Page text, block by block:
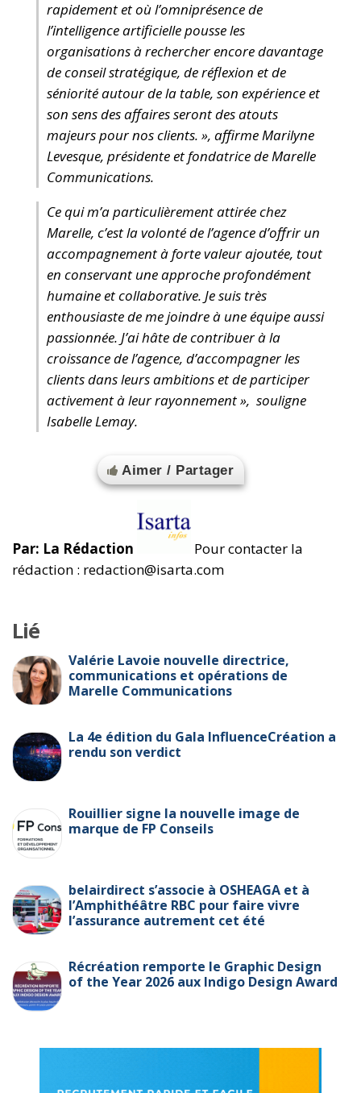
rapidement et où l’omniprésence de
l’intelligence artificielle pousse les
organisations à rechercher encore davantage
de conseil stratégique, de réflexion et de
séniorité autour de la table, son expérience et
son sens des affaires seront des atouts
majeurs pour nos clients. », affirme Marilyne
Levesque, présidente et fondatrice de Marelle
Communications.
Ce qui m’a particulièrement attirée chez
Marelle, c’est la volonté de l’agence d’offrir un
accompagnement à forte valeur ajoutée, tout
en conservant une approche profondément
humaine et collaborative. Je suis très
enthousiaste de me joindre à une équipe aussi
passionnée. J’ai hâte de contribuer à la
croissance de l’agence, d’accompagner les
clients dans leurs ambitions et de participer
activement à leur rayonnement », souligne
Isabelle Lemay.
Aimer / Partager
Par: La Rédaction
Pour contacter la
rédaction : redaction@isarta.com
Lié
Valérie Lavoie nouvelle directrice,
communications et opérations de
Marelle Communications
La 4e édition du Gala InfluenceCréation a
rendu son verdict
Rouillier signe la nouvelle image de
marque de FP Conseils
belairdirect s’associe à OSHEAGA et à
l’Amphithéâtre RBC pour faire vivre
l’assurance autrement cet été
Récréation remporte le Graphic Design
of the Year 2026 aux Indigo Design Award